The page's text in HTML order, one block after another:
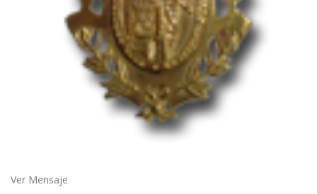
Ver Mensaje